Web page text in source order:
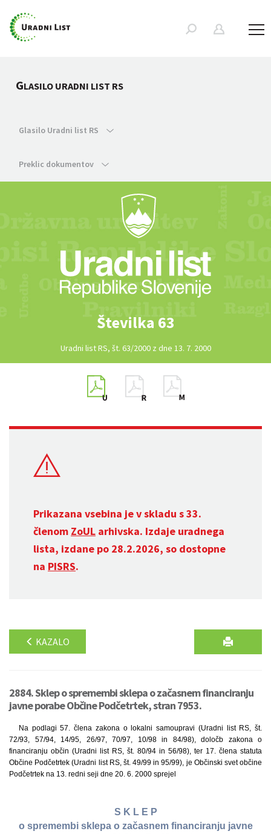
GLASILO URADNI LIST RS
Glasilo Uradni list RS
Preklic dokumentov
Številka 63
Uradni list RS, št. 63/2000 z dne 13. 7. 2000
Prikazana vsebina je v skladu s 33.
členom ZoUL arhivska. Izdaje uradnega
lista, izdane po 28.2.2026, so dostopne
na PISRS.
KAZALO
2884. Sklep o spremembi sklepa o začasnem financiranju
javne porabe Občine Podčetrtek, stran 7953.
Na podlagi 57. člena zakona o lokalni samoupravi (Uradni list RS, št.
72/93, 57/94, 14/95, 26/97, 70/97, 10/98 in 84/98), določb zakona o
financiranju občin (Uradni list RS, št. 80/94 in 56/98), ter 17. člena statuta
Občine Podčetrtek (Uradni list RS, št. 49/99 in 95/99), je Občinski svet občine
Podčetrtek na 13. redni seji dne 20. 6. 2000 sprejel
S K L E P
o spremembi sklepa o začasnem financiranju javne